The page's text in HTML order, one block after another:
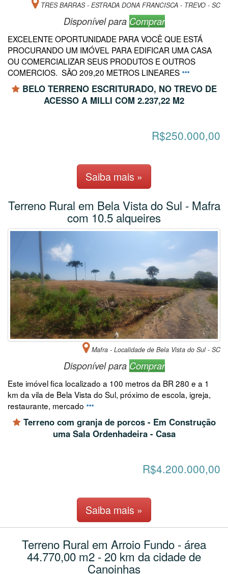
TRES BARRAS - ESTRADA DONA FRANCISCA - TREVO - SC
Disponível para Comprar
EXCELENTE OPORTUNIDADE PARA VOCÊ QUE ESTÁ
PROCURANDO UM IMÓVEL PARA EDIFICAR UMA CASA
OU COMERCIALIZAR SEUS PRODUTOS E OUTROS
COMERCIOS. SÃO 209,20 METROS LINEARES
BELO TERRENO ESCRITURADO, NO TREVO DE
ACESSO A MILLI COM 2.237,22 M2
R$250.000,00
Saiba mais »
Terreno Rural em Bela Vista do Sul - Mafra
com 10.5 alqueires
Mafra - Localidade de Bela Vista do Sul - SC
Disponível para Comprar
Este imóvel fica localizado a 100 metros da BR 280 e a 1
km da vila de Bela Vista do Sul, próximo de escola, igreja,
restaurante, mercado
Terreno com granja de porcos - Em Construção
uma Sala Ordenhadeira - Casa
R$4.200.000,00
Saiba mais »
Terreno Rural em Arroio Fundo - área
44.770,00 m2 - 20 km da cidade de
Canoinhas